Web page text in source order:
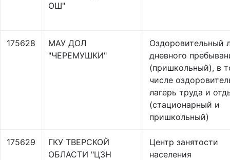
ОШ"
175628
МАУ ДОЛ
"ЧЕРЕМУШКИ"
Оздоровительный
дневного
(пришкольный), в
числе
лагерь труда и
(стационарный и
пришкольный)
175629
ГКУ ТВЕРСКОЙ
ОБЛАСТИ "ЦЗН
Центр занятости
населения